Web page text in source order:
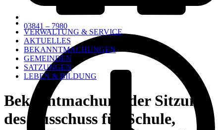
03841 – 7980
VERWALTUNG & SERVICE
AKTUELLES
BEKANNTMACHUNGEN
GEMEINDEN
SATZUNGEN
LEBEN & BILDUNG
Bekanntmachung der Sitzung
des Ausschuss für Schule,